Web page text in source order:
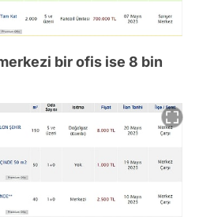
bir ofis ise 8 bin